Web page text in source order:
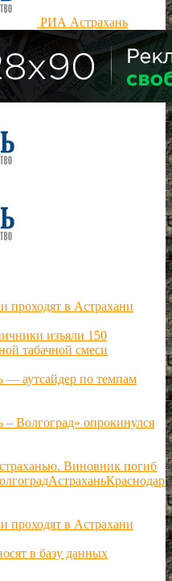
РИА Астрахань
проходят в Астрахани
изъяли 150
табачной смеси
— аутсайдер по темпам
– Волгоград» опрокинулся
Виновник погиб
АстраханьКраснодар
проходят в Астрахани
в базу данных